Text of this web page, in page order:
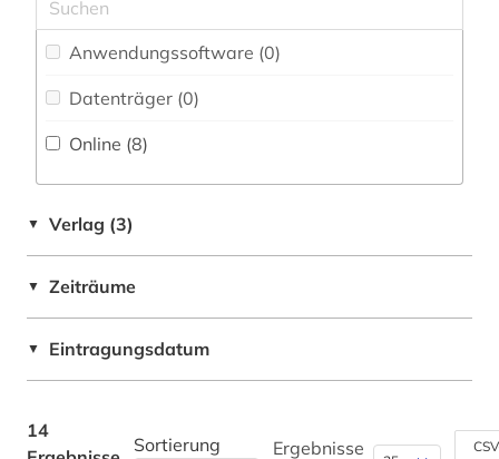
Anwendungssoftware (0)
Datenträger (0)
Online (8)
▼ Verlag (3)
▼ Zeiträume
▼ Eintragungsdatum
14
Sortierung
Ergebnisse